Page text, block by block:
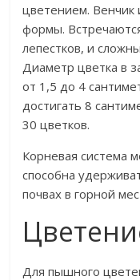
цветением. Венчик
формы.
лепестков, и
Диаметр цветка в
от 1,5 до 4
достигать 8
30 цветков.
Корневая система
способна
почвах в горной
Для пышного